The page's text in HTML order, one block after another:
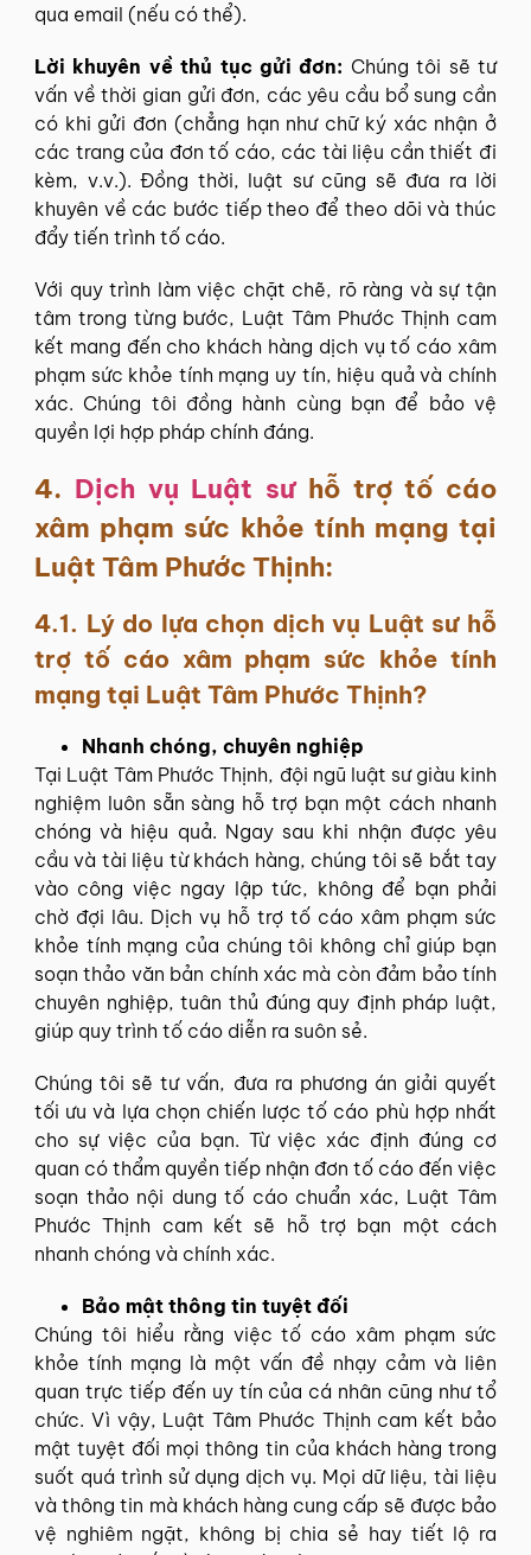
qua email (nếu có thể).
Lời khuyên về thủ tục gửi đơn: Chúng tôi sẽ tư
vấn về thời gian gửi đơn, các yêu cầu bổ sung cần
có khi gửi đơn (chẳng hạn như chữ ký xác nhận ở
các trang của đơn tố cáo, các tài liệu cần thiết đi
kèm, v.v.). Đồng thời, luật sư cũng sẽ đưa ra lời
khuyên về các bước tiếp theo để theo dõi và thúc
đẩy tiến trình tố cáo.
Với quy trình làm việc chặt chẽ, rõ ràng và sự tận
tâm trong từng bước, Luật Tâm Phước Thịnh cam
kết mang đến cho khách hàng dịch vụ tố cáo xâm
phạm sức khỏe tính mạng uy tín, hiệu quả và chính
xác. Chúng tôi đồng hành cùng bạn để bảo vệ
quyền lợi hợp pháp chính đáng.
4. Dịch vụ Luật sưhỗ trợ tố cáo
xâm phạm sức khỏe tính mạng tại
Luật Tâm Phước Thịnh:
4.1. Lý do lựa chọn dịch vụ Luật sư hỗ
trợ tố cáo xâm phạm sức khỏe tính
mạng tại Luật Tâm Phước Thịnh?
Nhanh chóng, chuyên nghiệp
Tại Luật Tâm Phước Thịnh, đội ngũ luật sư giàu kinh
nghiệm luôn sẵn sàng hỗ trợ bạn một cách nhanh
chóng và hiệu quả. Ngay sau khi nhận được yêu
cầu và tài liệu từ khách hàng, chúng tôi sẽ bắt tay
vào công việc ngay lập tức, không để bạn phải
chờ đợi lâu. Dịch vụ hỗ trợ tố cáo xâm phạm sức
khỏe tính mạng của chúng tôi không chỉ giúp bạn
soạn thảo văn bản chính xác mà còn đảm bảo tính
chuyên nghiệp, tuân thủ đúng quy định pháp luật,
giúp quy trình tố cáo diễn ra suôn sẻ.
Chúng tôi sẽ tư vấn, đưa ra phương án giải quyết
tối ưu và lựa chọn chiến lược tố cáo phù hợp nhất
cho sự việc của bạn. Từ việc xác định đúng cơ
quan có thẩm quyền tiếp nhận đơn tố cáo đến việc
soạn thảo nội dung tố cáo chuẩn xác, Luật Tâm
Phước Thịnh cam kết sẽ hỗ trợ bạn một cách
nhanh chóng và chính xác.
Bảo mật thông tin tuyệt đối
Chúng tôi hiểu rằng việc tố cáo xâm phạm sức
khỏe tính mạng là một vấn đề nhạy cảm và liên
quan trực tiếp đến uy tín của cá nhân cũng như tổ
chức. Vì vậy, Luật Tâm Phước Thịnh cam kết bảo
mật tuyệt đối mọi thông tin của khách hàng trong
suốt quá trình sử dụng dịch vụ. Mọi dữ liệu, tài liệu
và thông tin mà khách hàng cung cấp sẽ được bảo
vệ nghiêm ngặt, không bị chia sẻ hay tiết lộ ra